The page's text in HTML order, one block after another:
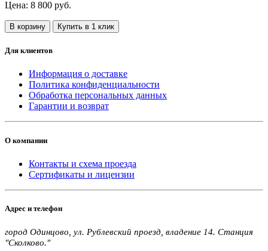
Цена: 8 800 руб.
В корзину Купить в 1 клик
Для клиентов
Информация о доставке
Политика конфиденциальности
Обработка персональных данных
Гарантии и возврат
О компании
Контакты и схема проезда
Сертификаты и лицензии
Адрес и телефон
город Одинцово, ул. Рублевский проезд, владение 14. Станция
"Сколково."